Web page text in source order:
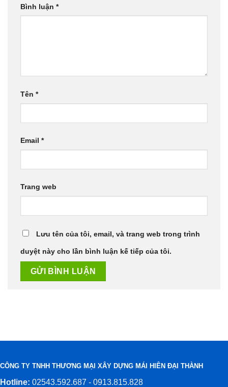
Bình luận *
Tên *
Email *
Trang web
Lưu tên của tôi, email, và trang web trong trình
duyệt này cho lần bình luận kế tiếp của tôi.
CÔNG TY TNHH THƯƠNG MẠI XÂY DỰNG MÁI HIÊN ĐẠI THÀNH
Hotline: 02543.592.687 - 0913.815.828